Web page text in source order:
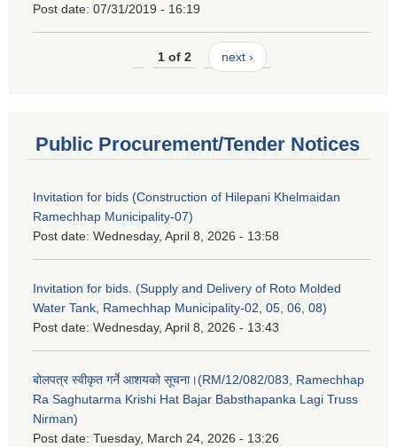
Post date: 07/31/2019 - 16:19
1 of 2 next ›
Public Procurement/Tender Notices
Invitation for bids (Construction of Hilepani Khelmaidan
Ramechhap Municipality-07)
Post date: Wednesday, April 8, 2026 - 13:58
Invitation for bids. (Supply and Delivery of Roto Molded
Water Tank, Ramechhap Municipality-02, 05, 06, 08)
Post date: Wednesday, April 8, 2026 - 13:43
बोलपत्र स्वीकृत गर्ने आशयको सूचना।(RM/12/082/083, Ramechhap
Ra Saghutarma Krishi Hat Bajar Babsthapanka Lagi Truss
Nirman)
Post date: Tuesday, March 24, 2026 - 13:26